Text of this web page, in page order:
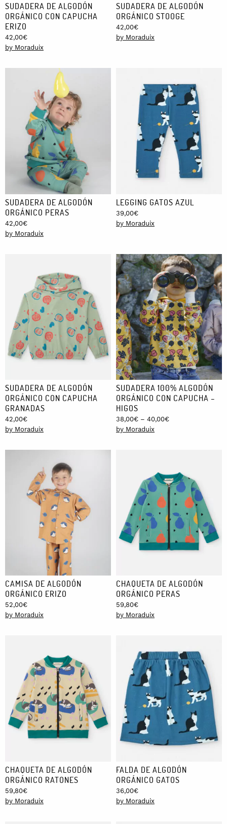
SUDADERA DE ALGODÓN
ORGÁNICO CON CAPUCHA
ERIZO
42,00€
by Moraduix
SUDADERA DE ALGODÓN
ORGÁNICO STOOGE
42,00€
by Moraduix
SUDADERA DE ALGODÓN
ORGÁNICO PERAS
42,00€
by Moraduix
LEGGING GATOS AZUL
39,00€
by Moraduix
SUDADERA DE ALGODÓN
ORGÁNICO CON CAPUCHA
GRANADAS
42,00€
by Moraduix
SUDADERA 100% ALGODÓN
ORGÁNICO CON CAPUCHA –
HIGOS
38,00€ – 40,00€Price
by Moraduix
CAMISA DE ALGODÓN
ORGÁNICO ERIZO
52,00€
by Moraduix
CHAQUETA DE ALGODÓN
ORGÁNICO PERAS
59,80€
by Moraduix
CHAQUETA DE ALGODÓN
ORGÁNICO RATONES
59,80€
by Moraduix
FALDA DE ALGODÓN
ORGÁNICO GATOS
36,00€
by Moraduix